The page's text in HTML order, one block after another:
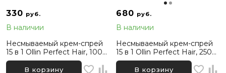
330 руб.
В наличии
Несмываемый крем-спрей
15 в 1 Ollin Perfect Hair, 100
мл
В корзину
680 руб.
В наличии
Несмываемый крем-спрей
15 в 1 Ollin Perfect Hair, 250
мл
В корзину